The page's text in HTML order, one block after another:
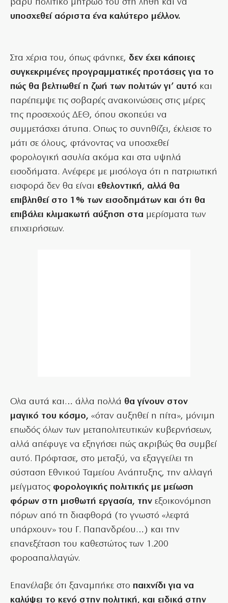
βαρύ πολιτικό μητρώο του στη λήθη και να
υποσχεθεί αόριστα ένα καλύτερο μέλλον.
Στα χέρια του, όπως φάνηκε, δεν έχει κάποιες
συγκεκριμένες προγραμματικές προτάσεις για το
πώς θα βελτιωθεί η ζωή των πολιτών γι’ αυτό και
παρέπεμψε τις σοβαρές ανακοινώσεις στις μέρες
της προσεχούς ΔΕΘ, όπου σκοπεύει να
συμμετάσχει άτυπα. Οπως το συνηθίζει, έκλεισε το
μάτι σε όλους, φτάνοντας να υποσχεθεί
φορολογική ασυλία ακόμα και στα υψηλά
εισοδήματα. Ανέφερε με μισόλογα ότι η πατριωτική
εισφορά δεν θα είναι εθελοντική, αλλά θα
επιβληθεί στο 1% των εισοδημάτων και ότι θα
επιβάλει κλιμακωτή αύξηση στα μερίσματα των
επιχειρήσεων.
Ολα αυτά και… άλλα πολλά θα γίνουν στον
μαγικό του κόσμο, «όταν αυξηθεί η πίτα», μόνιμη
επωδός όλων των μεταπολιτευτικών κυβερνήσεων,
αλλά απέφυγε να εξηγήσει πώς ακριβώς θα συμβεί
αυτό. Πρόφτασε, στο μεταξύ, να εξαγγείλει τη
σύσταση Εθνικού Ταμείου Ανάπτυξης, την αλλαγή
μείγματοςφορολογικής πολιτικής με μείωση
φόρων στη μισθωτή εργασία, την εξοικονόμηση
πόρων από τη διαφθορά (το γνωστό «λεφτά
υπάρχουν» του Γ. Παπανδρέου…) και την
επανεξέταση του καθεστώτος των 1.200
φοροαπαλλαγών.
Επανέλαβε ότι ξαναμπήκε στο παιχνίδι για να
καλύψει το κενό στην πολιτική, και ειδικά στην